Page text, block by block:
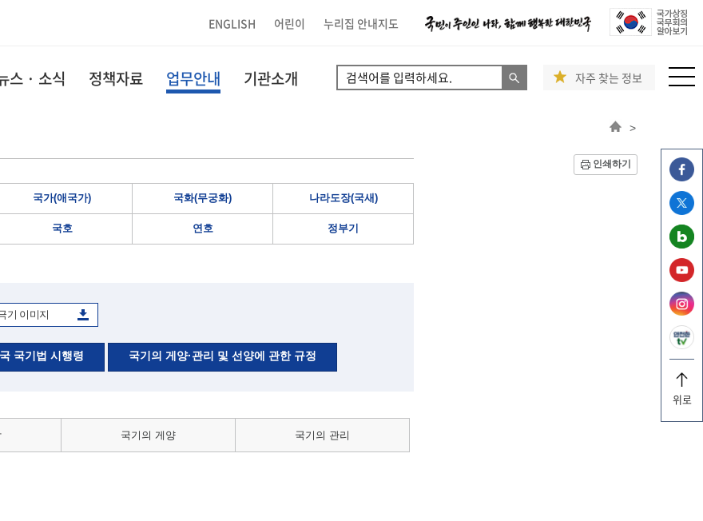
ENGLISH 어린이 누리집 안내지도
위로
스 · 소식 정책자료 업무안내 기관소개 자주 찾는 정보
>
인쇄하기
국가(애국가) 국화(무궁화) 나라도장(국새)
국호 연호 정부기
기 이미지
국기법 시행령 국기의 게양·관리 및 선양에 관한 규정
국기의 게양 국기의 관리